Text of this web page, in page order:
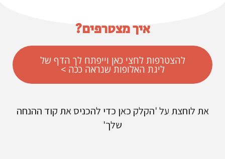
איך מצטרפים?
להצטרפות לחצי כאן וייפתח לך הדף של
ליגת האלופות שנראה ככה >
את לוחצת על 'הקלק כאן כדי להכניס את קוד ההנחה
שלך'